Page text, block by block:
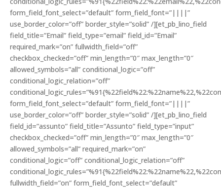
form_field_font_select=”default” form_field_font=”||||”
use_border_color=”off” border_style=”solid” /][et_pb_lino_field
field_title=”Email” field_type=”email” field_id=”Email”
required_mark=”on” fullwidth_field=”off”
checkbox_checked=”off” min_length=”0″ max_length=”0″
allowed_symbols=”all” conditional_logic=”off”
conditional_logic_relation=”off”
form_field_font_select=”default” form_field_font=”||||”
use_border_color=”off” border_style=”solid” /][et_pb_lino_field
field_id=”assunto” field_title=”Assunto” field_type=”input”
checkbox_checked=”off” min_length=”0″ max_length=”0″
allowed_symbols=”all” required_mark=”on”
conditional_logic=”off” conditional_logic_relation=”off”
fullwidth_field=”on” form_field_font_select=”default”